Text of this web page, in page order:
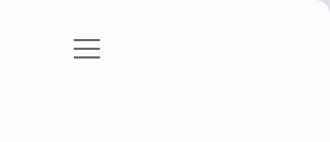
Gizlilik Politikası
menüyü